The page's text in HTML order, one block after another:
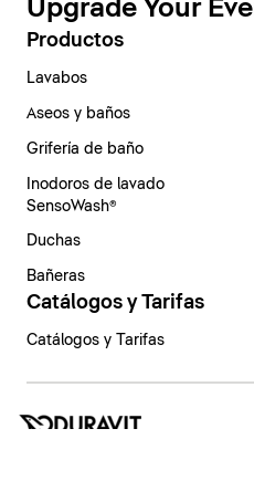
Upgrade Your
Productos
Lavabos
Aseos y baños
Grifería de baño
Inodoros de lavado
SensoWash®
Duchas
Bañeras
Catálogos y Tarifas
Catálogos y Tarifas